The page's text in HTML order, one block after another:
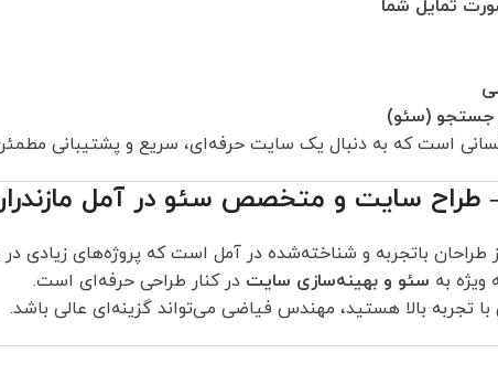
تمایل شما
جستجو (سئو)
است که به دنبال یک سایت حرفه‌ای، سریع و پشتیبانی
طراحان باتجربه و شناخته‌شده در آمل است که پروژه‌های زیادی
ویژه به سئو و بهینه‌سازی سایت در کنار طراحی حرفه‌ای است.
تجربه بالا هستید، مهندس فیاضی می‌تواند گزینه‌ای عالی باشد.